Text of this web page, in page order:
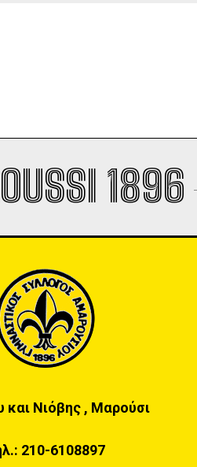
1896
και Νιόβης , Μαρούσι
210-6108897